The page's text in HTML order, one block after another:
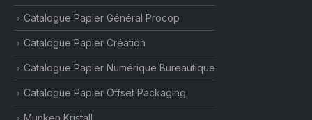
Catalogue Papier Général Procop
Catalogue Papier Création
Catalogue Papier Numérique Bureautique
Catalogue Papier Offset Packaging
Munken Kristall